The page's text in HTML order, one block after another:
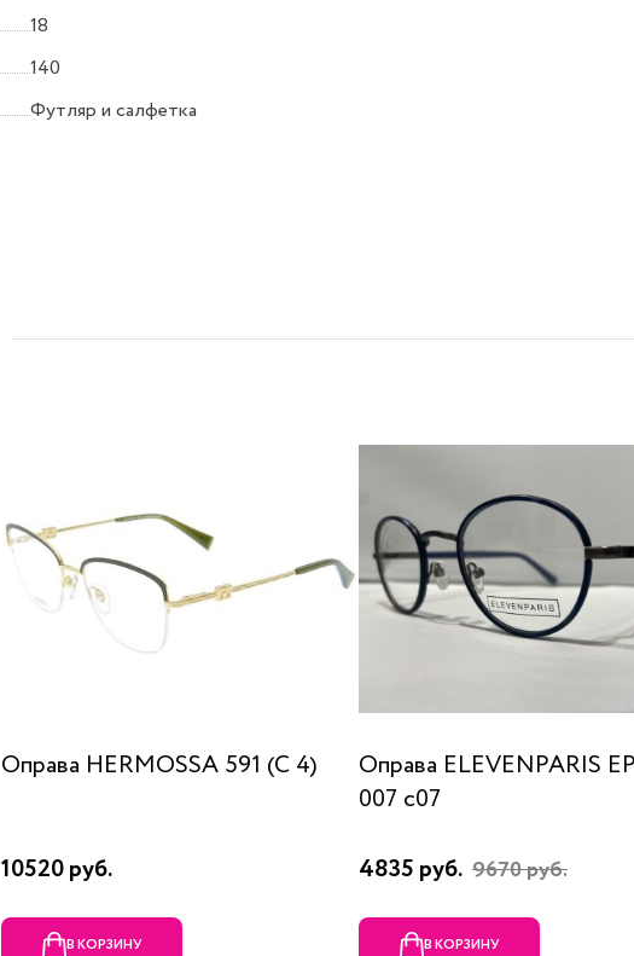
18
140
Футляр и салфетка
Оправа HERMOSSA 591 (C 4)
10520 руб.
В КОРЗИНУ
Оправа ELEVENPARIS
007 c07
4835 руб. 9670 руб.
В КОРЗИНУ